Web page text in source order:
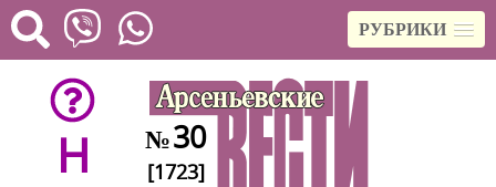
РУБРИКИ
H №30
[1723]